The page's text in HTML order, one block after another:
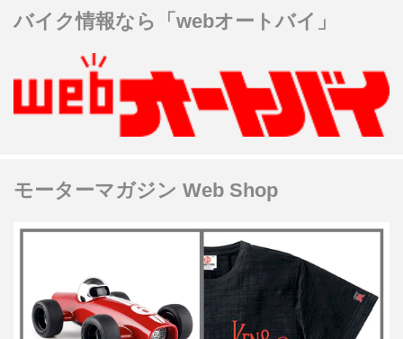
バイク情報なら「webオートバイ」
モーターマガジン Web Shop